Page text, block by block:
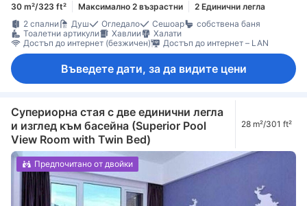
30 m²/323 ft² Максимално 2 възрастни
2 Единични легла
2 спални
Душ Огледало Сешоар
собствена баня
Тоалетни артикули
Хавлии
Халати
Достъп до интернет (безжичен)
Достъп до интернет – LAN
Въведете дати, за да видите цени
Супериорна стая с две единични легла
и изглед към басейна (Superior Pool
View Room with Twin Bed)
28 m²/301 ft²
Предпочитано от двойки